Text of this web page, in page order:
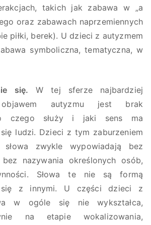
takich jak zabawa w „a
oraz zabawach naprzemiennych
piłki, berek). U dzieci z autyzmem
symboliczna, tematyczna, w
się. W tej sferze najbardziej
objawem autyzmu jest brak
czego służy i jaki sens ma
ludzi. Dzieci z tym zaburzeniem
słowa zwykle wypowiadają bez
nazywania określonych osób,
Słowa te nie są formą
się z innymi. U części dzieci z
w ogóle się nie wykształca,
na etapie wokalizowania,